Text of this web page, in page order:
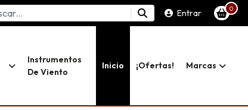
Entrar 0
Instrumentos
De Viento
Inicio ¡ofertas! Marcas